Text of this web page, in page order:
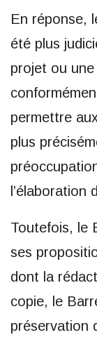
En réponse,
été plus
projet ou
permettre
plus
l’élaboration
Toutefois, le
ses
dont la
copie, le
préservation